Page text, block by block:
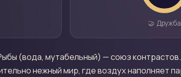
🤝 Дружба
(вода, мутабельный) — союз
нежный мир, где воздух наполняет